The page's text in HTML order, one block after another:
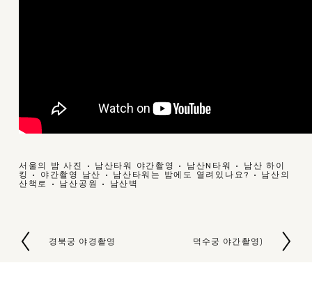
서울의 밤 사진 남산타워 야간촬영 남산N타워
남산 하이
킹
야간촬영 남산 남산타워는 밤에도 열려있나요?
남산의
산책로
남산공원 남산벽
P
경북궁 야경촬영
N
덕수궁 야간촬영)